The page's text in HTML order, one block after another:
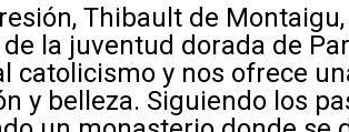
Thibault de
la juventud dorada de
catolicismo y nos ofrece
y belleza. Siguiendo los